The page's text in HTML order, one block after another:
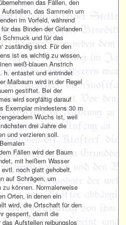
das Fällen, den
das Sammeln um
im Vorfeld, während
das Binden der Girlanden
Schmuck und für das
zuständig sind. Für den
ist es wichtig zu wissen,
weiß-blauen Anstrich
h. entastet und entrindet
Maibaum wird in der Regel
gestiftet. Bei der
wird sorgfältig darauf
Exemplar mindestens 30 m
Wuchs ist, weil
drei Jahre die
und verzieren soll.
Fällen wird der Baum
mit heißem Wasser
noch glatt gehobelt.
auf Schrägen, um
zu können. Normalerweise
Orten, in denen ein
wird, die Ortschaft für den
gesperrt, damit die
das Aufstellen reibungslos